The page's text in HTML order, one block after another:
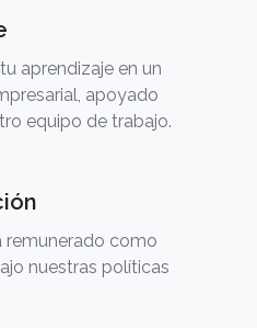
aprendizaje en un
apoyado
equipo de trabajo.
remunerado como
nuestras políticas